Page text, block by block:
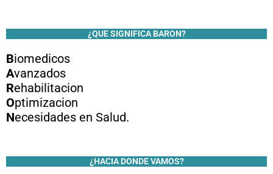
¿QUE SIGNIFICA BARON?
Biomedicos
Avanzados
Rehabilitacion
Optimizacion
Necesidades en Salud.
¿HACIA DONDE VAMOS?